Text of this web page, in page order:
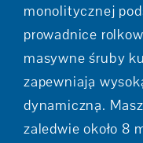
monolitycznej
prowadnice
masywne śruby
zapewniają
dynamiczną.
zaledwie około 8